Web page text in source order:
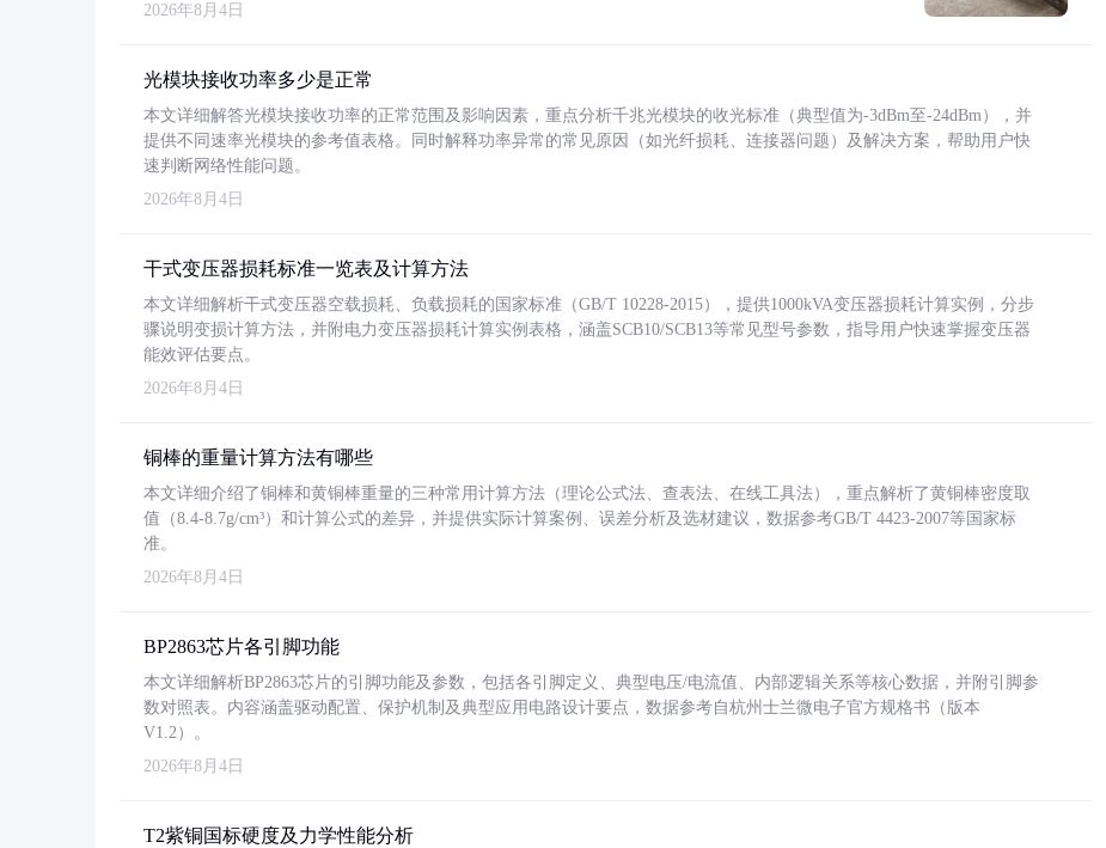
2026年8月4日
光模块接收功率多少是正常
本文详细解答光模块接收功率的正常范围及影响因素，重点分析千兆光模块的收光标准（典型值为-3dBm至-24dBm），并
提供不同速率光模块的参考值表格。同时解释功率异常的常见原因（如光纤损耗、连接器问题）及解决方案，帮助用户快
速判断网络性能问题。
2026年8月4日
干式变压器损耗标准一览表及计算方法
本文详细解析干式变压器空载损耗、负载损耗的国家标准（GB/T 10228-2015），提供1000kVA变压器损耗计算实例，分步
骤说明变损计算方法，并附电力变压器损耗计算实例表格，涵盖SCB10/SCB13等常见型号参数，指导用户快速掌握变压器
能效评估要点。
2026年8月4日
铜棒的重量计算方法有哪些
本文详细介绍了铜棒和黄铜棒重量的三种常用计算方法（理论公式法、查表法、在线工具法），重点解析了黄铜棒密度取
值（8.4-8.7g/cm³）和计算公式的差异，并提供实际计算案例、误差分析及选材建议，数据参考GB/T 4423-2007等国家标
准。
2026年8月4日
BP2863芯片各引脚功能
本文详细解析BP2863芯片的引脚功能及参数，包括各引脚定义、典型电压/电流值、内部逻辑关系等核心数据，并附引脚参
数对照表。内容涵盖驱动配置、保护机制及典型应用电路设计要点，数据参考自杭州士兰微电子官方规格书（版本
V1.2）。
2026年8月4日
T2紫铜国标硬度及力学性能分析